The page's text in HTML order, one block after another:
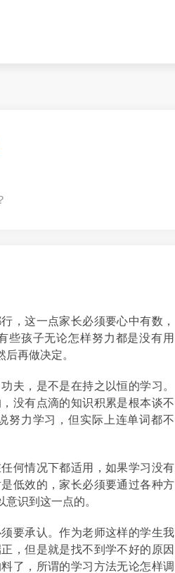
，这一点家长必须要心中有数，
些孩子无论怎样努力都是没有用
再做决定。
夫，是不是在持之以恒的学习。
没有点滴的知识积累是根本谈不
努力学习，但实际上连单词都不
何情况下都适用，如果学习没有
低效的，家长必须要通过各种方
识到这一点的。
要承认。作为老师这样的学生我
，但是就是找不到学不好的原因
了，所谓的学习方法无论怎样调